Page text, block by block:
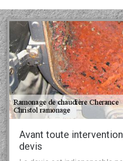
Avant toute
devis